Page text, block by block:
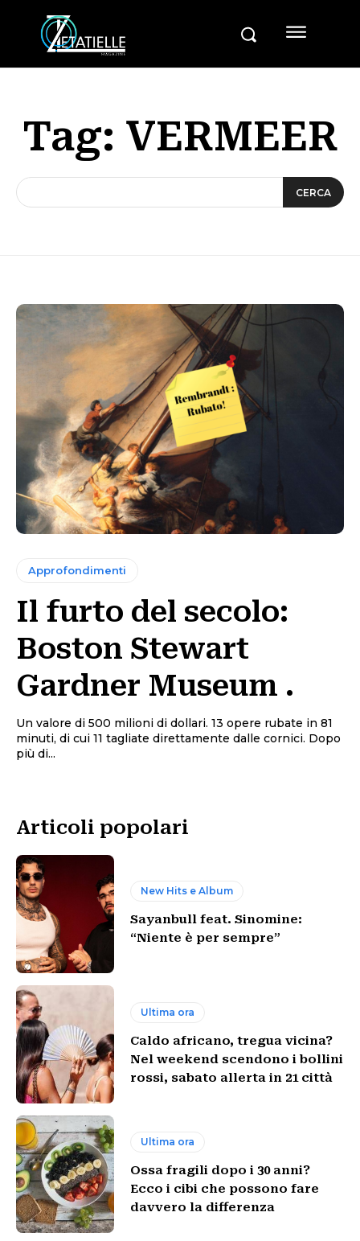
Tag: VERMEER
CERCA
Approfondimenti
Il furto del secolo:
Boston Stewart
Gardner Museum .
Un valore di 500 milioni di dollari. 13 opere rubate in 81
minuti, di cui 11 tagliate direttamente dalle cornici. Dopo
più di...
Articoli popolari
New Hits e Album
Sayanbull feat. Sinomine:
“Niente è per sempre”
Ultima ora
Caldo africano, tregua vicina?
Nel weekend scendono i bollini
rossi, sabato allerta in 21 città
Ultima ora
Ossa fragili dopo i 30 anni?
Ecco i cibi che possono fare
davvero la differenza